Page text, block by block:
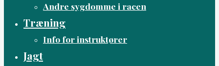
Andre sygdomme i racen
Træning
Info for instruktører
Jagt